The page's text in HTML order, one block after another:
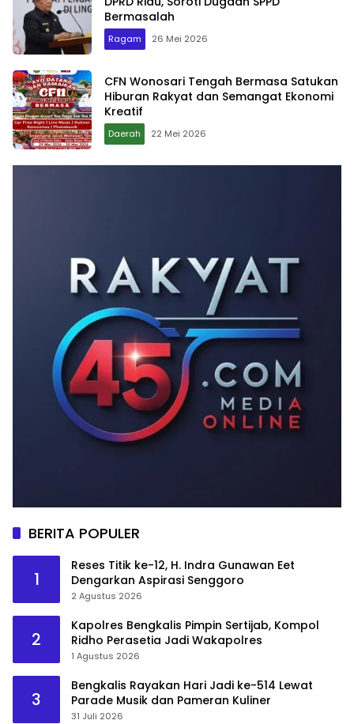
Bermasalah
Ragam 26 Mei 2026
CFN Wonosari Tengah Bermasa Satukan
Hiburan Rakyat dan Semangat Ekonomi
Kreatif
Daerah 22 Mei 2026
BERITA POPULER
1
Reses Titik ke-12, H. Indra Gunawan Eet
Dengarkan Aspirasi Senggoro
2 Agustus 2026
2
Kapolres Bengkalis Pimpin Sertijab, Kompol
Ridho Perasetia Jadi Wakapolres
1 Agustus 2026
3
Bengkalis Rayakan Hari Jadi ke-514 Lewat
Parade Musik dan Pameran Kuliner
31 Juli 2026